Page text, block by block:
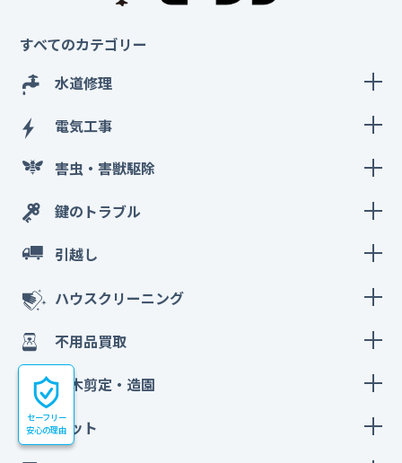
セーフリー
安心の理由
すべてのカテゴリー
水道修理
電気工事
害虫・害獣駆除
鍵のトラブル
引越し
ハウスクリーニング
不用品買取
庭木剪定・造園
ペット